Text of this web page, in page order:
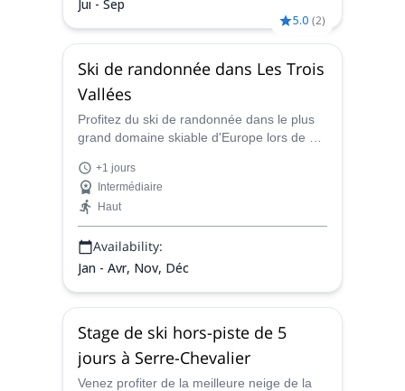
Jui - Sep
5.0 (2)
Ski de randonnée dans Les Trois
Vallées
Profitez du ski de randonnée dans le plus
grand domaine skiable d'Europe lors de ce
Trois Vallées mené par Antonin, Aspirant
Guide SNGM. Il vous conduira à travers Val
Thorens, Courchevel et Méribel.
+1 jours
Intermédiaire
Haut
Availability:
Jan - Avr, Nov, Déc
Stage de ski hors-piste de 5
jours à Serre-Chevalier
Venez profiter de la meilleure neige de la